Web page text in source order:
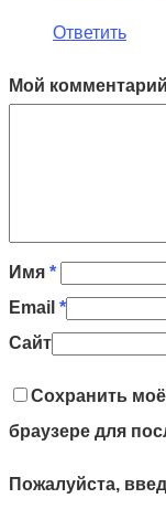
Ответить
Мой
Имя *
Email *
Сайт
Сохранить
браузере для
Пожалуйста,